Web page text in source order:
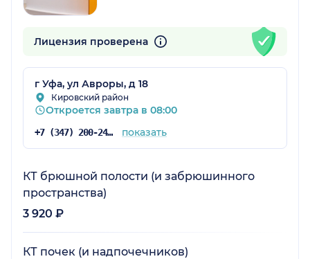
Лицензия проверена
г Уфа, ул Авроры, д 18
Кировский район
Откроется завтра в 08:00
+7 (347) 200-24-71 показать
КТ брюшной полости (и забрюшинного
пространства)
3 920 ₽
КТ почек (и надпочечников)